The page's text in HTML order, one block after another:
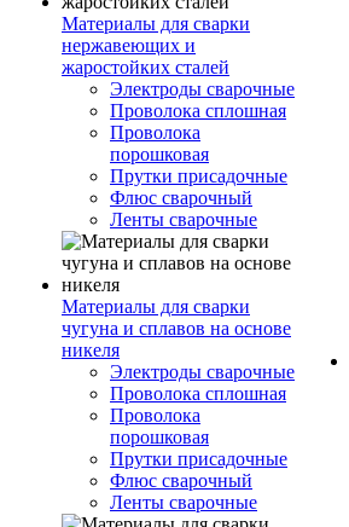
Материалы для сварки
нержавеющих и
жаростойких сталей
Электроды сварочные
Проволока сплошная
Проволока
порошковая
Прутки присадочные
Флюс сварочный
Ленты сварочные
Материалы для сварки
чугуна и сплавов на основе
никеля
Электроды сварочные
Проволока сплошная
Проволока
порошковая
Прутки присадочные
Флюс сварочный
Ленты сварочные